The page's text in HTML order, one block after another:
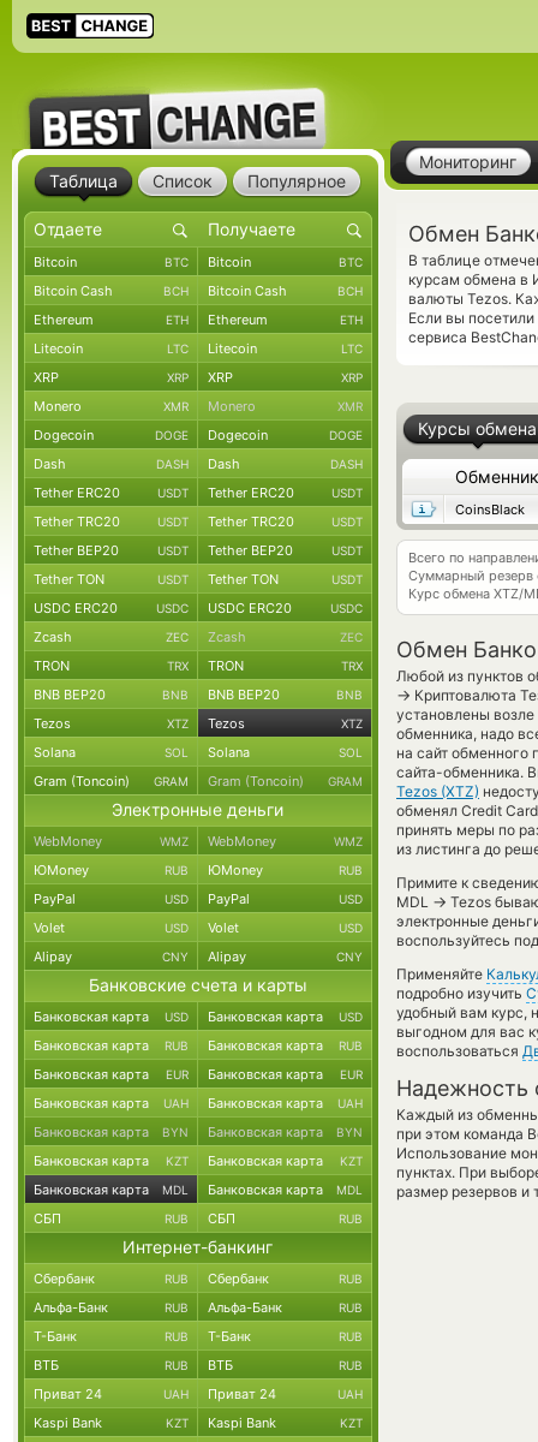
Мониторинг
Обмен
В таблице
курсам обмена в
валюты Tezos.
Если вы
сервиса
Курсы обмена
Обменник
CoinsBlack
Всего по
Суммарный резерв
Курс обмена XTZ/
Обмен
Любой из пунктов
→ Криптовалюта
установлены
обменника, надо
на сайт обменного
сайта-обменника.
Tezos (XTZ)
обменял Credit
принять меры по
из листинга до
Примите к
MDL → Tezos
электронные
воспользуйтесь
Применяйте
подробно изучить
удобный вам курс,
выгодном для вас
воспользоваться
Надежность
Каждый из
при этом команда
Использование
пунктах. При
размер резервов и
Таблица Список Популярное
Bitcoin BTC Bitcoin BTC
Bitcoin Cash BCH Bitcoin Cash BCH
Ethereum ETH Ethereum ETH
Litecoin LTC Litecoin LTC
XRP XRP XRP XRP
Monero XMR Monero XMR
Dogecoin DOGE Dogecoin DOGE
Dash DASH Dash DASH
Tether ERC20 USDT Tether ERC20 USDT
Tether TRC20 USDT Tether TRC20 USDT
Tether BEP20 USDT Tether BEP20 USDT
Tether TON USDT Tether TON USDT
USDC ERC20 USDC USDC ERC20 USDC
Zcash ZEC Zcash ZEC
TRON TRX TRON TRX
BNB BEP20 BNB BNB BEP20 BNB
Tezos XTZ Tezos XTZ
Solana SOL Solana SOL
Gram (Toncoin) GRAM Gram (Toncoin) GRAM
Электронные деньги
WebMoney WMZ WebMoney WMZ
ЮMoney RUB ЮMoney RUB
PayPal USD PayPal USD
Volet USD Volet USD
Alipay CNY Alipay CNY
Банковские счета и карты
Банковская карта USD Банковская карта USD
Банковская карта RUB Банковская карта RUB
Банковская карта EUR Банковская карта EUR
Банковская карта UAH Банковская карта UAH
Банковская карта BYN Банковская карта BYN
Банковская карта KZT Банковская карта KZT
Банковская карта MDL Банковская карта MDL
СБП RUB СБП RUB
Интернет-банкинг
Сбербанк RUB Сбербанк RUB
Альфа-Банк RUB Альфа-Банк RUB
Т-Банк RUB Т-Банк RUB
ВТБ RUB ВТБ RUB
Приват 24 UAH Приват 24 UAH
Kaspi Bank KZT Kaspi Bank KZT